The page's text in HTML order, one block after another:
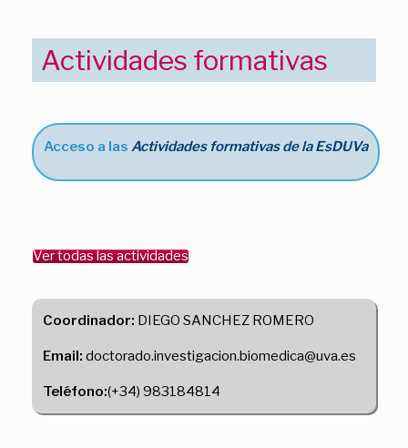
Actividades formativas
Acceso a las Actividades formativas de la EsDUVa
Ver todas las actividades
Coordinador: DIEGO SANCHEZ ROMERO
Email: doctorado.investigacion.biomedica@uva.es
Teléfono:(+34) 983184814